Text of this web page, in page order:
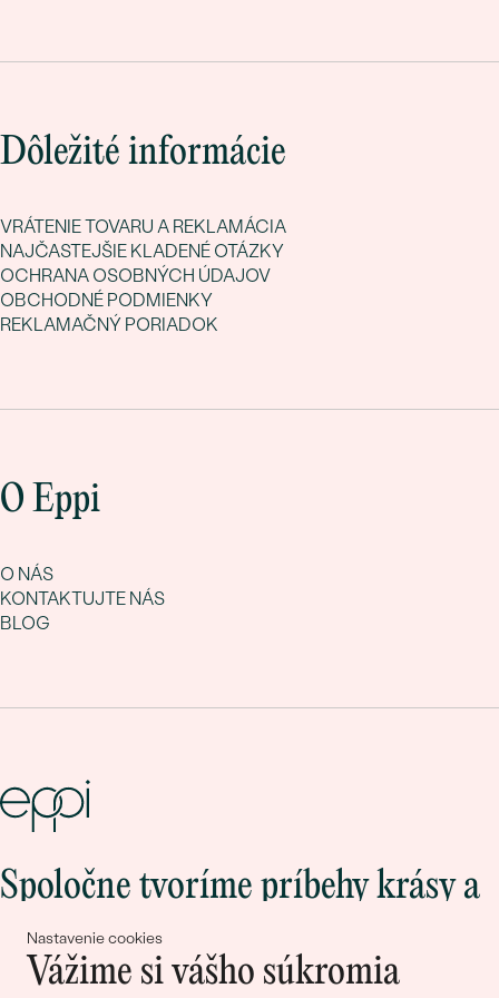
Nastavenie cookies
Vážime si vášho súkromia
Dôležité informácie
VRÁTENIE TOVARU A REKLAMÁCIA
NAJČASTEJŠIE KLADENÉ OTÁZKY
OCHRANA OSOBNÝCH ÚDAJOV
OBCHODNÉ PODMIENKY
REKLAMAČNÝ PORIADOK
O Eppi
O NÁS
KONTAKTUJTE NÁS
BLOG
Spoločne tvoríme príbehy krásy a
lásky
Pripojte sa k nám!